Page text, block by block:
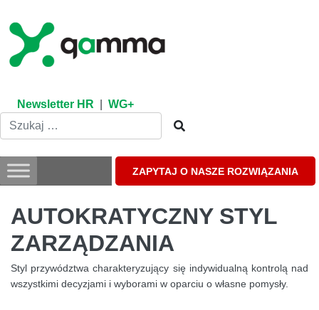
content
Newsletter HR WG+
ZAPYTAJ O NASZE ROZWIĄZANIA
AUTOKRATYCZNY STYL
ZARZĄDZANIA
Styl przywództwa charakteryzujący się indywidualną kontrolą nad
wszystkimi decyzjami i wyborami w oparciu o własne pomysły.